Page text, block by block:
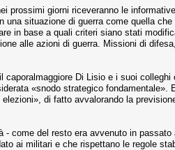
prossimi giorni riceveranno le
situazione di guerra come quella
in base a quali criteri siano stati
alle azioni di guerra. Missioni di
Di Lisio e i suoi colleghi
«sno­do strategico
di fatto avvalorando la
come del resto era avvenuto in
ai militari e che rispettano le regole